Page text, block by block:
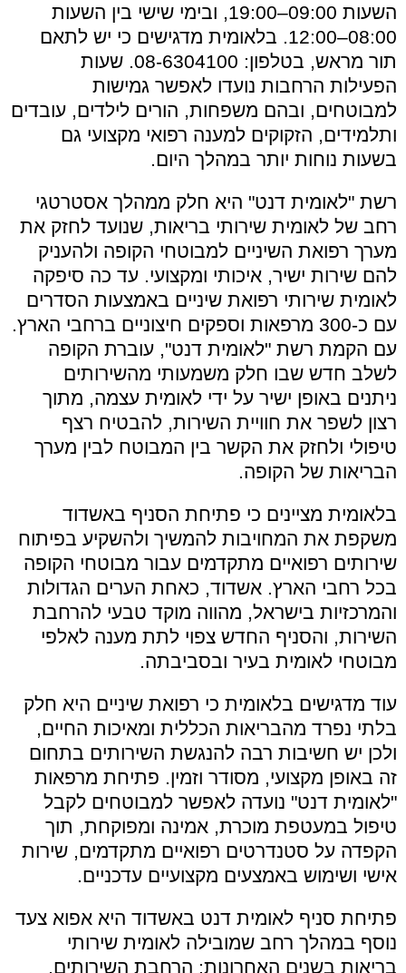
השעות 09:00–19:00, ובימי שישי בין השעות
08:00–12:00. בלאומית מדגישים כי יש לתאם
תור מראש, בטלפון: 08-6304100. שעות
הפעילות הרחבות נועדו לאפשר גמישות
למבוטחים, ובהם משפחות, הורים לילדים, עובדים
ותלמידים, הזקוקים למענה רפואי מקצועי גם
בשעות נוחות יותר במהלך היום.
רשת "לאומית דנט" היא חלק ממהלך אסטרטגי
רחב של לאומית שירותי בריאות, שנועד לחזק את
מערך רפואת השיניים למבוטחי הקופה ולהעניק
להם שירות ישיר, איכותי ומקצועי. עד כה סיפקה
לאומית שירותי רפואת שיניים באמצעות הסדרים
עם כ-300 מרפאות וספקים חיצוניים ברחבי הארץ.
עם הקמת רשת "לאומית דנט", עוברת הקופה
לשלב חדש שבו חלק משמעותי מהשירותים
ניתנים באופן ישיר על ידי לאומית עצמה, מתוך
רצון לשפר את חוויית השירות, להבטיח רצף
טיפולי ולחזק את הקשר בין המבוטח לבין מערך
הבריאות של הקופה.
בלאומית מציינים כי פתיחת הסניף באשדוד
משקפת את המחויבות להמשיך ולהשקיע בפיתוח
שירותים רפואיים מתקדמים עבור מבוטחי הקופה
בכל רחבי הארץ. אשדוד, כאחת הערים הגדולות
והמרכזיות בישראל, מהווה מוקד טבעי להרחבת
השירות, והסניף החדש צפוי לתת מענה לאלפי
מבוטחי לאומית בעיר ובסביבתה.
עוד מדגישים בלאומית כי רפואת שיניים היא חלק
בלתי נפרד מהבריאות הכללית ומאיכות החיים,
ולכן יש חשיבות רבה להנגשת השירותים בתחום
זה באופן מקצועי, מסודר וזמין. פתיחת מרפאות
"לאומית דנט" נועדה לאפשר למבוטחים לקבל
טיפול במעטפת מוכרת, אמינה ומפוקחת, תוך
הקפדה על סטנדרטים רפואיים מתקדמים, שירות
אישי ושימוש באמצעים מקצועיים עדכניים.
פתיחת סניף לאומית דנט באשדוד היא אפוא צעד
נוסף במהלך רחב שמובילה לאומית שירותי
בריאות בשנים האחרונות: הרחבת השירותים,